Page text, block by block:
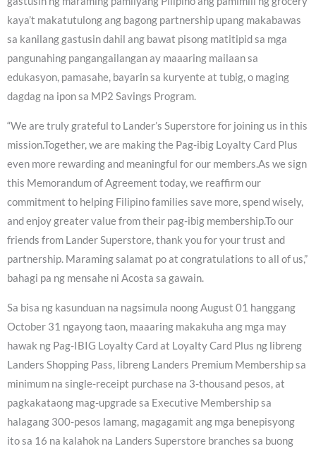
kaya’t makatutulong ang bagong partnership upang makabawas
sa kanilang gastusin dahil ang bawat pisong matitipid sa mga
pangunahing pangangailangan ay maaaring mailaan sa
edukasyon, pamasahe, bayarin sa kuryente at tubig, o maging
dagdag na ipon sa MP2 Savings Program.
“We are truly grateful to Lander’s Superstore for joining us in this
mission.Together, we are making the Pag-ibig Loyalty Card Plus
even more rewarding and meaningful for our members.As we sign
this Memorandum of Agreement today, we reaffirm our
commitment to helping Filipino families save more, spend wisely,
and enjoy greater value from their pag-ibig membership.To our
friends from Lander Superstore, thank you for your trust and
partnership. Maraming salamat po at congratulations to all of us,”
bahagi pa ng mensahe ni Acosta sa gawain.
Sa bisa ng kasunduan na nagsimula noong August 01 hanggang
October 31 ngayong taon, maaaring makakuha ang mga may
hawak ng Pag-IBIG Loyalty Card at Loyalty Card Plus ng libreng
Landers Shopping Pass, libreng Landers Premium Membership sa
minimum na single-receipt purchase na 3-thousand pesos, at
pagkakataong mag-upgrade sa Executive Membership sa
halagang 300-pesos lamang, magagamit ang mga benepisyong
ito sa 16 na kalahok na Landers Superstore branches sa buong